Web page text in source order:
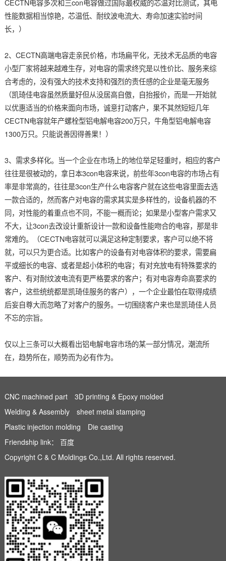
CECTN电容多次和三con电容做过国际最权威的芯温对比测试，其电
性能数据相当惊艳，芯温低、耐纹波电流大、寿命加速实验时间
长，）
2、CECTN高端电容走亲民价格，市场扁平化，无技术无品质的电容
小型厂家将越来越难生存，对电容的需求终究是以性价比、服务来综
合考虑的，没有强大的技术支持和强烈的责任感的企业是毫无服务
（凯琦佳电容虽然质量好但从没居高自傲，自抬报价，而是一开始就
以优惠适当的价格来面向市场，诚意打动客户，果不其然短短几年
CECTN电容就年产螺栓型铝电解电容200万只，牛角型铝电解电容
1300万只。只能说善因得善果！）
3、需求多样化。当一个企业在市场上的地位举足轻重时，相应的客户
往往是很被动的，拿日本3con电容来说，前些年3con电容的市场占有
率是非常高的，往往是3con生产什么电容客户就在这些电容里面去选
一款合适的，然而客户对电容的需求其实是多样性的，设备机器的不
同，对性能的着重点也不同，不能一概而论；如果是小型客户需求又
不大，让3con去改设计重新设计一款和设备性能吻合的电容，那是非
常难的。（CECTN电容就可以满足这种定制要求，客户可以绝不将
就，可以只为更合适。比如客户的设备有对电容体积的要求，需要扁
平或细长的电容、或者是超小体积的电容；有对充放电有特殊要求的
客户、有对耐纹波电流有更严格要求的客户；有对电容寿命高要求的
客户，这些统统都是凯琦佳服务的客户），一个企业最怕在取得成绩
后妄自尊大而忽略了对客户的服务。一切围绕客户来也是凯琦佳人员
不忘的宗旨。
仅以上三条可以大概看出铝电解电容市场的某一部分情况，潮流所
在，趋势所在，顺势而为必有作为。
CNC machined part
3D printing & Epoxy molded
Welding & Assembly
sheet metal stamping
Plastic injection molding
Die casting
Friendship link： 百度
Copyright C & C Moldings Co.,Ltd. All rights reserved.